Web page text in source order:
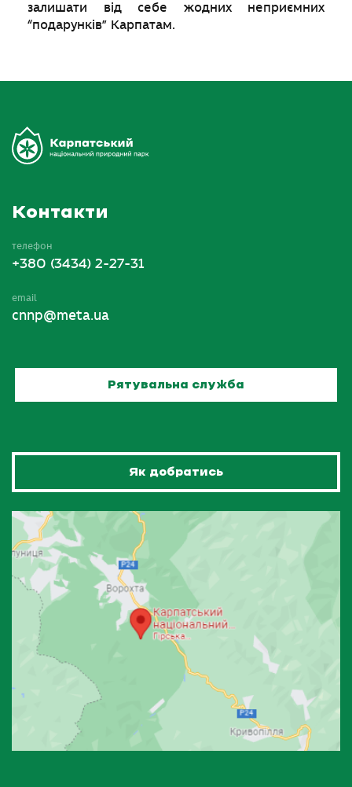
залишати від себе жодних неприємних
“подарунків” Карпатам.
Контакти
телефон
+380 (3434) 2-27-31
email
cnnp@meta.ua
Рятувальна служба
Як добратись